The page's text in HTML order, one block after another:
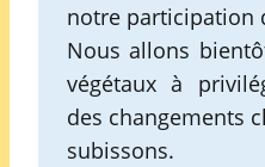
notre participation
Nous allons
végétaux à
des changements
subissons.